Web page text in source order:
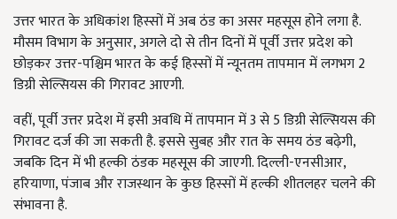
उत्तर भारत के अधिकांश हिस्सों में अब ठंड का असर महसूस होने लगा है.
मौसम विभाग के अनुसार, अगले दो से तीन दिनों में पूर्वी उत्तर प्रदेश को
छोड़कर उत्तर-पश्चिम भारत के कई हिस्सों में न्यूनतम तापमान में लगभग 2
डिग्री सेल्सियस की गिरावट आएगी.
वहीं, पूर्वी उत्तर प्रदेश में इसी अवधि में तापमान में 3 से 5 डिग्री सेल्सियस की
गिरावट दर्ज की जा सकती है. इससे सुबह और रात के समय ठंड बढ़ेगी,
जबकि दिन में भी हल्की ठंडक महसूस की जाएगी. दिल्ली-एनसीआर,
हरियाणा, पंजाब और राजस्थान के कुछ हिस्सों में हल्की शीतलहर चलने की
संभावना है.